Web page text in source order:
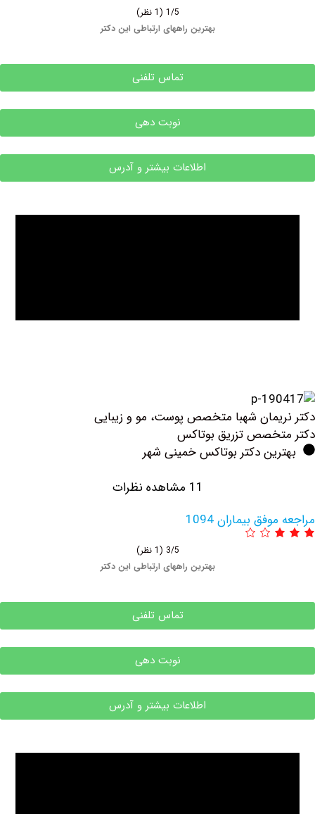
بهترین راههای ارتباطی این دکتر
تماس تلفنی
نوبت دهی
اطلاعات بیشتر و آدرس
شهبا متخصص پوست، مو و زیبایی
تزریق بوتاكس
دکتر بوتاکس خمینی شهر
بیماران 1094
بهترین راههای ارتباطی این دکتر
تماس تلفنی
نوبت دهی
اطلاعات بیشتر و آدرس